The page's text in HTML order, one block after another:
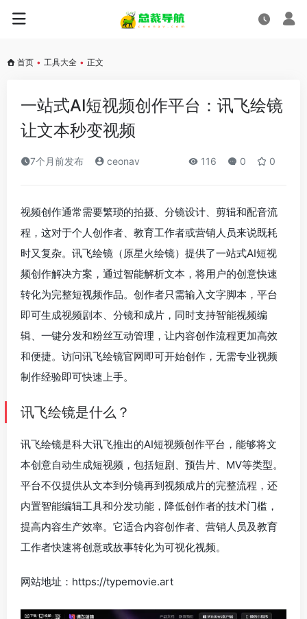
首页 • 工具大全 • 正文
一站式AI短视频创作平台：讯飞绘镜
让文本秒变视频
7个月前发布 ceonav 116 0 0
视频创作通常需要繁琐的拍摄、分镜设计、剪辑和配音流
程，这对于个人创作者、教育工作者或营销人员来说既耗
时又复杂。讯飞绘镜（原星火绘镜）提供了一站式AI短视
频创作解决方案，通过智能解析文本，将用户的创意快速
转化为完整短视频作品。创作者只需输入文字脚本，平台
即可生成视频剧本、分镜和成片，同时支持智能视频编
辑、一键分发和粉丝互动管理，让内容创作流程更加高效
和便捷。访问讯飞绘镜官网即可开始创作，无需专业视频
制作经验即可快速上手。
讯飞绘镜是什么？
讯飞绘镜是科大讯飞推出的AI短视频创作平台，能够将文
本创意自动生成短视频，包括短剧、预告片、MV等类型。
平台不仅提供从文本到分镜再到视频成片的完整流程，还
内置智能编辑工具和分发功能，降低创作者的技术门槛，
提高内容生产效率。它适合内容创作者、营销人员及教育
工作者快速将创意或故事转化为可视化视频。
网站地址：https://typemovie.art